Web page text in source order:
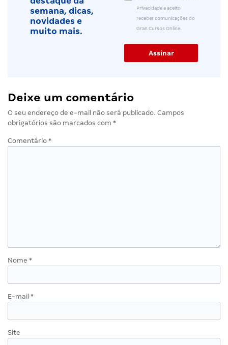
semana, dicas,
novidades e
muito mais.
Privacidade e aceito
receber comunicações do
Gran Cursos Online.
Deixe um comentário
O seu endereço de e-mail não será publicado. Campos
obrigatórios são marcados com *
Comentário *
Nome *
E-mail *
Site